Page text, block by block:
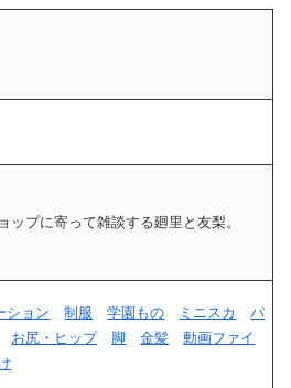
ップに寄って雑談する廻里と友梨。
ション 制服 学園もの ミニスカ
パ
お尻・ヒップ 脚 金髪
動画ファイ